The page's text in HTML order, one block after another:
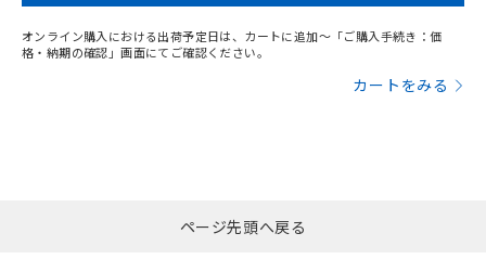
オンライン購入における出荷予定日は、カートに追加～「ご購入手続き：価
格・納期の確認」画面にてご確認ください。
カートをみる
ページ先頭へ戻る